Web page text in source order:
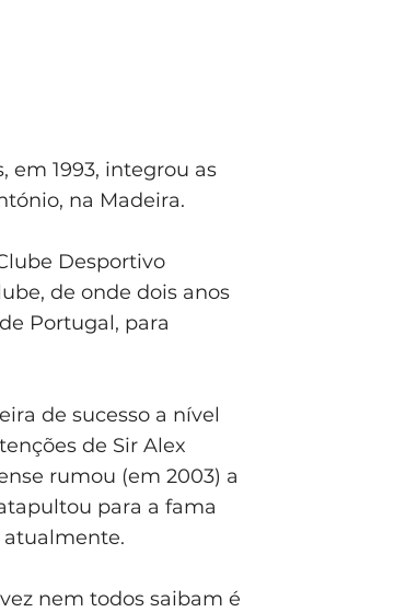
em 1993, integrou as
na Madeira.
Desportivo
de onde dois anos
Portugal, para
de sucesso a nível
de Sir Alex
rumou (em 2003) a
para a fama
atualmente.
nem todos saibam é